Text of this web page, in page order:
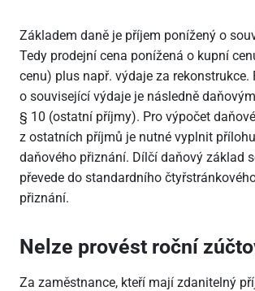
Základem daně je příjem ponížený o
Tedy prodejní cena ponížená o kupní
cenu) plus např. výdaje za rekonstrukce.
o související výdaje je následně
§ 10 (ostatní příjmy). Pro výpočet
z ostatních příjmů je nutné vyplnit
daňového přiznání. Dílčí daňový základ
převede do standardního
přiznání.
Nelze provést roční
Za zaměstnance, kteří mají zdanitelný